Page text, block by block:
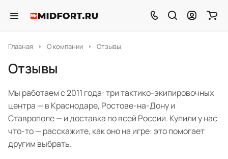
Главная О компании Отзывы
Отзывы
Мы работаем с 2011 года: три тактико-экипировочных
центра — в Краснодаре, Ростове-на-Дону и
Ставрополе — и доставка по всей России. Купили у нас
что-то — расскажите, как оно на игре: это помогает
другим выбрать.